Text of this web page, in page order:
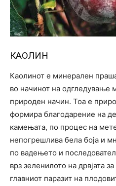
КАОЛИН
Каолинот е минерален
во начинот на одгледување
природен начин. Тоа е
формира благодарение на
камењата, по процес на
непогрешлива бела боја и
по вадењето и
врз зеленилото на дрвјата
главниот паразит на